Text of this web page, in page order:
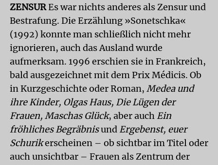
ZENSUREs war nichts anderes als Zensur und
Bestrafung. Die Erzählung »Sonetschka«
(1992) konnte man schließlich nicht mehr
ignorieren, auch das Ausland wurde
aufmerksam. 1996 erschien sie in Frankreich,
bald ausgezeichnet mit dem Prix Médicis. Ob
in Kurzgeschichte oder Roman, Medea und
ihre Kinder, Olgas Haus, Die Lügen der
Frauen, Maschas Glück, aber auch Ein
fröhliches Begräbnisund Ergebenst, euer
Schurikerscheinen – ob sichtbar im Titel oder
auch unsichtbar – Frauen als Zentrum der